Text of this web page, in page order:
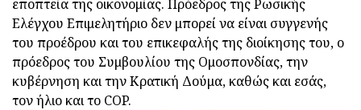
εποπτεία της οικονομίας. Πρόεδρος της Ρωσικής
Ελέγχου Επιμελητήριο δεν μπορεί να είναι συγγενής
του προέδρου και του επικεφαλής της διοίκησης του, ο
πρόεδρος του Συμβουλίου της Ομοσπονδίας, την
κυβέρνηση και την Κρατική Δούμα, καθώς και εσάς,
τον ήλιο και το COP.